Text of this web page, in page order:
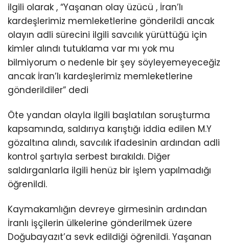
ilgili olarak , “Yaşanan olay üzücü , İran’lı
kardeşlerimiz memleketlerine gönderildi ancak
olayın adli sürecini ilgili savcılık yürüttüğü için
kimler alındı tutuklama var mı yok mu
bilmiyorum o nedenle bir şey söyleyemeyeceğiz
ancak İran’lı kardeşlerimiz memleketlerine
gönderildiler” dedi
Öte yandan olayla ilgili başlatılan soruşturma
kapsamında, saldırıya karıştığı iddia edilen M.Y
gözaltına alındı, savcılık ifadesinin ardından adli
kontrol şartıyla serbest bırakıldı. Diğer
saldırganlarla ilgili henüz bir işlem yapılmadığı
öğrenildi.
Kaymakamlığın devreye girmesinin ardından
İranlı işçilerin ülkelerine gönderilmek üzere
Doğubayazıt’a sevk edildiği öğrenildi. Yaşanan